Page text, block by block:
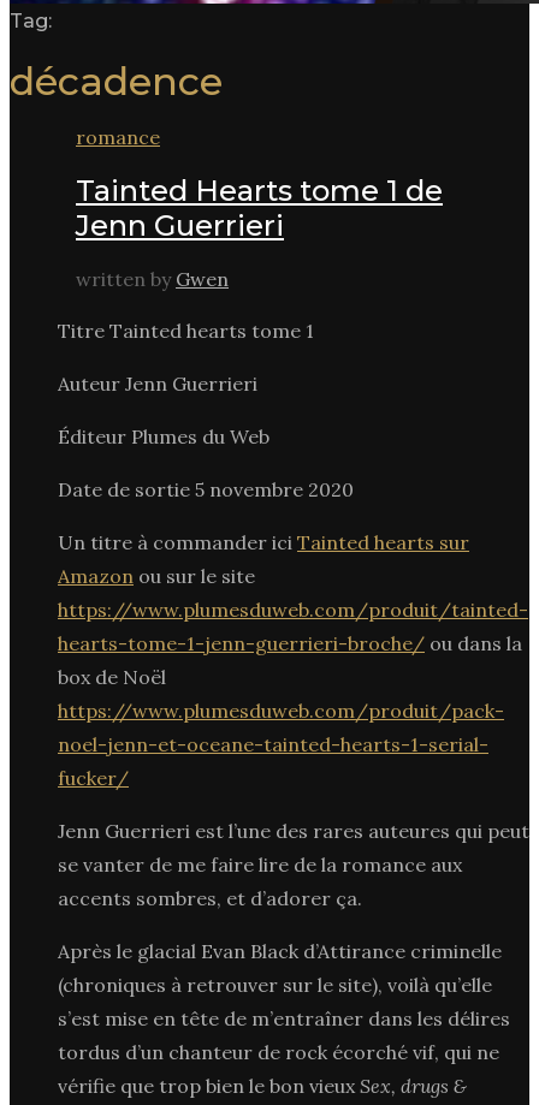
Tag:
décadence
romance
Tainted Hearts tome 1 de
Jenn Guerrieri
written by Gwen
Titre Tainted hearts tome 1
Auteur Jenn Guerrieri
Éditeur Plumes du Web
Date de sortie 5 novembre 2020
Un titre à commander ici Tainted hearts sur
Amazon ou sur le site
https://www.plumesduweb.com/produit/tainted-
hearts-tome-1-jenn-guerrieri-broche/ ou dans la
box de Noël
https://www.plumesduweb.com/produit/pack-
noel-jenn-et-oceane-tainted-hearts-1-serial-
fucker/
Jenn Guerrieri est l’une des rares auteures qui peut
se vanter de me faire lire de la romance aux
accents sombres, et d’adorer ça.
Après le glacial Evan Black d’Attirance criminelle
(chroniques à retrouver sur le site), voilà qu’elle
s’est mise en tête de m’entraîner dans les délires
tordus d’un chanteur de rock écorché vif, qui ne
vérifie que trop bien le bon vieux Sex, drugs &